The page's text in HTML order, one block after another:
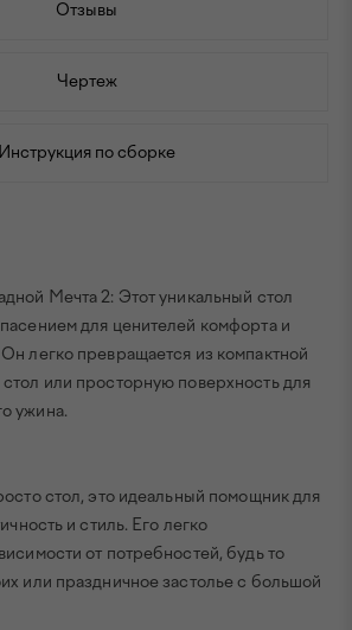
Отзывы
Чертеж
Инструкция по сборке
Мечта 2: Этот уникальный стол
для ценителей комфорта и
легко превращается из компактной
или просторную поверхность для
ужина.
стол, это идеальный помощник для
и стиль. Его легко
от потребностей, будь то
или праздничное застолье с большой